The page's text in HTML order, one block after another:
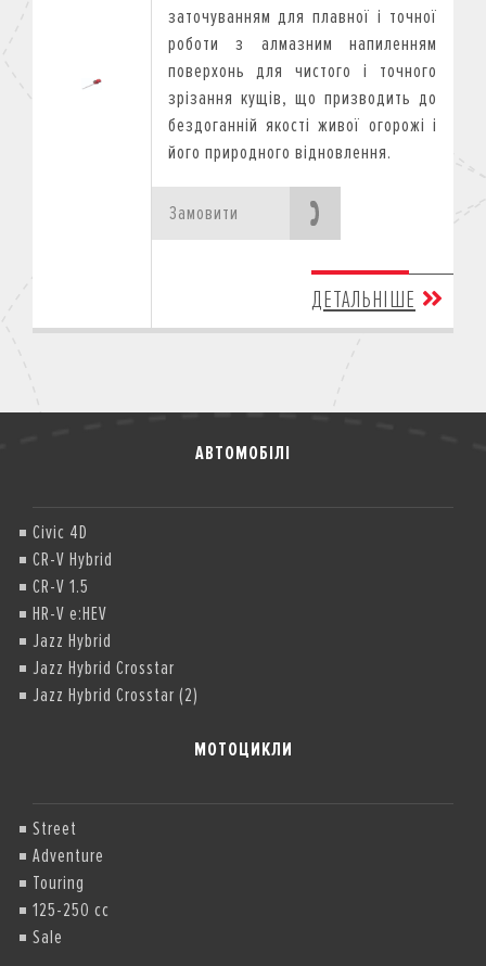
заточуванням для плавної і точної
роботи з алмазним напиленням
поверхонь для чистого і точного
зрізання кущів, що призводить до
бездоганній якості живої огорожі і
його природного відновлення.
Замовити
ДЕТАЛЬНІШЕ
АВТОМОБІЛІ
Civic 4D
CR-V Hybrid
CR-V 1.5
HR-V e:HEV
Jazz Hybrid
Jazz Hybrid Crosstar
Jazz Hybrid Crosstar (2)
МОТОЦИКЛИ
Street
Adventure
Touring
125-250 cc
Sale